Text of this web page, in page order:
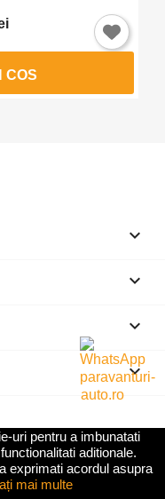
COS



keyboard_arrow_down
uri pentru a imbunatati
aditionale.
exprimati acordul asupra
mai multe
Drepturile
|Tavite Portbagaj